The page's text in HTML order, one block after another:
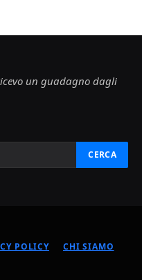
un guadagno dagli
POLICY CHI SIAMO